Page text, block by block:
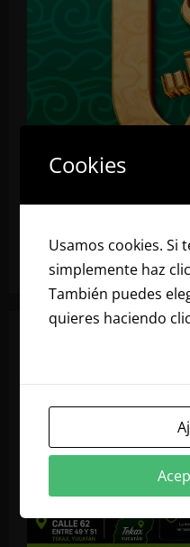
Cookies
Usamos cookies. Si
simplemente haz
También puedes
quieres haciendo